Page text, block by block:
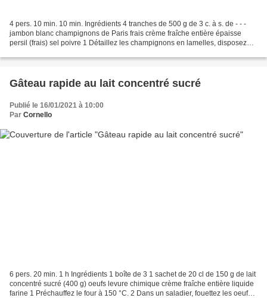
4 pers. 10 min. 10 min. Ingrédients 4 tranches de 500 g de 3 c. à s. de - - -
jambon blanc champignons de Paris frais crème fraîche entière épaisse
persil (frais) sel poivre 1 Détaillez les champignons en lamelles, disposez
Gâteau rapide au lait concentré sucré
Publié le 16/01/2021 à 10:00
Par Cornello
6 pers. 20 min. 1 h Ingrédients 1 boîte de 3 1 sachet de 20 cl de 150 g de lait
concentré sucré (400 g) oeufs levure chimique crème fraîche entière liquide
farine 1 Préchauffez le four à 150 °C. 2 Dans un saladier, fouettez les oeufs.